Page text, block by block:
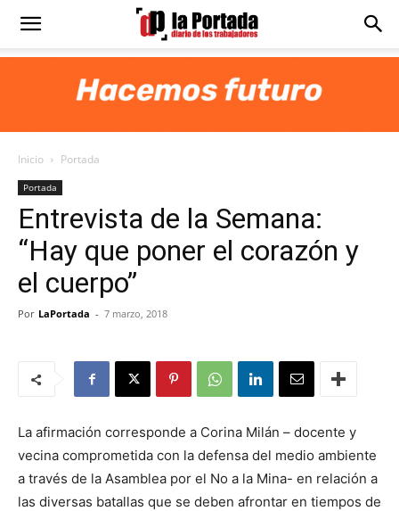
Diario
Portada
Inicio Portada
Portada
Entrevista de la Semana:
“Hay que poner el corazón y
el cuerpo”
Por LaPortada - 7 marzo, 2018
La afirmación corresponde a Corina Milán – docente y
vecina comprometida con la defensa del medio ambiente
a través de la Asamblea por el No a la Mina- en relación a
las diversas batallas que se deben afrontar en tiempos de